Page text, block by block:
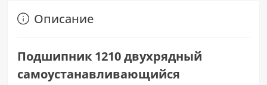
Описание
Подшипник 1210 двухрядный
самоустанавливающийся